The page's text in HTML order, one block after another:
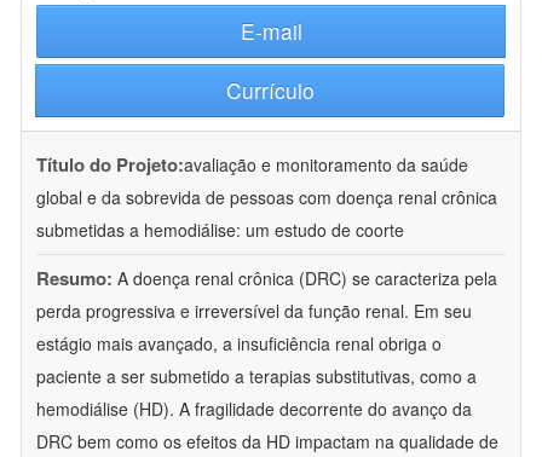
E-mail
Currículo
Título do Projeto:avaliação e monitoramento da saúde
global e da sobrevida de pessoas com doença renal crônica
submetidas a hemodiálise: um estudo de coorte
Resumo: A doença renal crônica (DRC) se caracteriza pela
perda progressiva e irreversível da função renal. Em seu
estágio mais avançado, a insuficiência renal obriga o
paciente a ser submetido a terapias substitutivas, como a
hemodiálise (HD). A fragilidade decorrente do avanço da
DRC bem como os efeitos da HD impactam na qualidade de